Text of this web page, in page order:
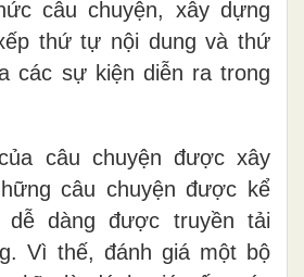
câu chuyện, xây dựng
thứ tự nội dung và thứ
các sự kiện diễn ra trong
câu chuyện được xây
câu chuyện được kể
dễ dàng được truyền tải
Vì thế, đánh giá một bộ